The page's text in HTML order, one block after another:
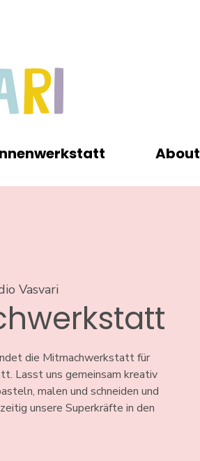
About
Vasvari
die Mitmachwerkstatt für
Lasst uns gemeinsam kreativ
malen und schneiden und
unsere Superkräfte in den